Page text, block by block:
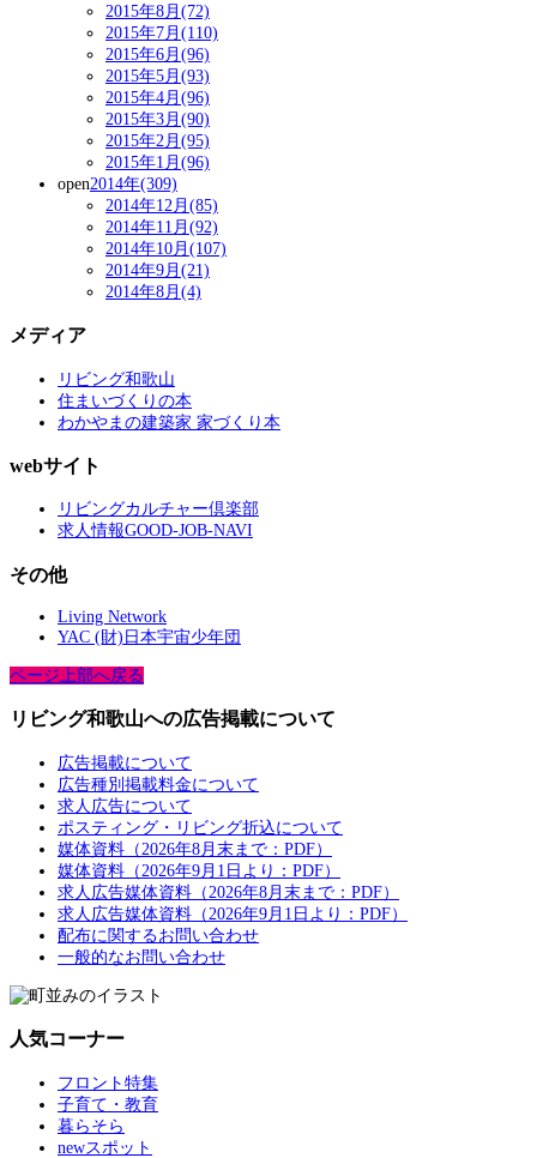
2015年8月(72)
2015年7月(110)
2015年6月(96)
2015年5月(93)
2015年4月(96)
2015年3月(90)
2015年2月(95)
2015年1月(96)
open2014年(309)
2014年12月(85)
2014年11月(92)
2014年10月(107)
2014年9月(21)
2014年8月(4)
メディア
リビング和歌山
住まいづくりの本
わかやまの建築家 家づくり本
webサイト
リビングカルチャー倶楽部
求人情報GOOD-JOB-NAVI
その他
Living Network
YAC (財)日本宇宙少年団
ページ上部へ戻る
リビング和歌山への広告掲載について
広告掲載について
広告種別掲載料金について
求人広告について
ポスティング・リビング折込について
媒体資料（2026年8月末まで：PDF）
媒体資料（2026年9月1日より：PDF）
求人広告媒体資料（2026年8月末まで：PDF）
求人広告媒体資料（2026年9月1日より：PDF）
配布に関するお問い合わせ
一般的なお問い合わせ
人気コーナー
フロント特集
子育て・教育
暮らそら
newスポット